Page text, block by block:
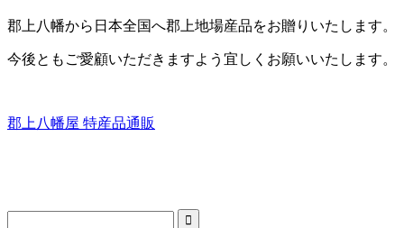
郡上八幡から日本全国へ郡上地場産品をお贈りいたします。
今後ともご愛顧いただきますよう宜しくお願いいたします。
郡上八幡屋 特産品通販
